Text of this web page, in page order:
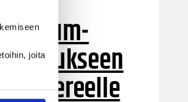
joita
Stadium-
turnaukseen
Tampereelle